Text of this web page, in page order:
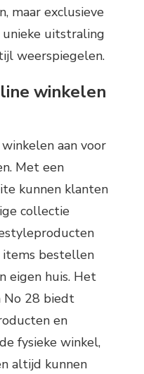
maar exclusieve
uitstraling
weerspiegelen.
winkelen
aan voor
Met een
kunnen klanten
collectie
items bestellen
eigen huis. Het
No 28 biedt
en
fysieke winkel,
altijd kunnen